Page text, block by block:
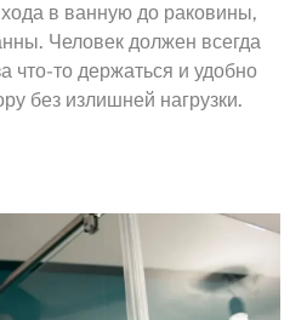
в ванную до раковины,
Человек должен всегда
что-то держаться и удобно
без излишней нагрузки.